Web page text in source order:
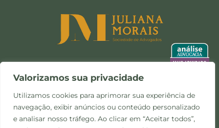
Valorizamos sua privacidade
Utilizamos cookies para aprimorar sua experiência de
navegação, exibir anúncios ou conteúdo personalizado
e analisar nosso tráfego. Ao clicar em “Aceitar todos”,
Política de
Privacidade e Cookies
©Copyright 2024 -
Todos os direitos
reservados.
Site desenvolvido pela
Otimize Comunicação